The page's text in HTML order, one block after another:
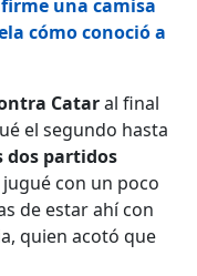
una camisa
cómo conoció a
Cataral final
el segundo hasta
dos partidos
jugué con un poco
de estar ahí con
quien acotó que